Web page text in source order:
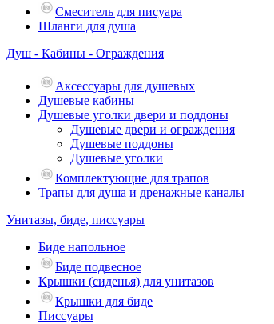
Смеситель для писуара
Шланги для душа
Душ - Кабины - Ограждения
Аксессуары для душевых
Душевые кабины
Душевые уголки двери и поддоны
Душевые двери и ограждения
Душевые поддоны
Душевые уголки
Комплектующие для трапов
Трапы для душа и дренажные каналы
Унитазы, биде, писсуары
Биде напольное
Биде подвесное
Крышки (сиденья) для унитазов
Крышки для биде
Писсуары